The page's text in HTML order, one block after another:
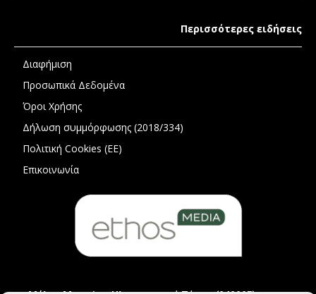
Περισσότερες ειδήσεις
Διαφήμιση
Προσωπικά Δεδομένα
Όροι Χρήσης
Δήλωση συμμόρφωσης (2018/334)
Πολιτική Cookies (ΕΕ)
Επικοινωνία